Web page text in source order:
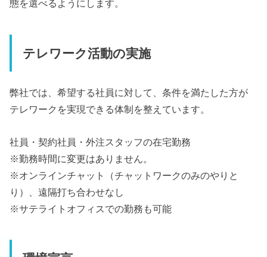
態を選べるようにします。
テレワーク活動の実施
弊社では、希望する社員に対して、条件を満たした方が
テレワークを実現できる体制を整えています。
社員・契約社員・外注スタッフの在宅勤務
※勤務時間に変更はありません。
※オンラインチャット（チャットワークのみのやりと
り）、遠隔打ち合わせなし
※サテライトオフィスでの勤務も可能